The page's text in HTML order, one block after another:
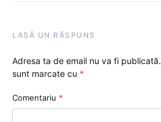
LASĂ UN RĂSPUNS
Adresa ta de email nu va fi publicată.
sunt marcate cu *
Comentariu *